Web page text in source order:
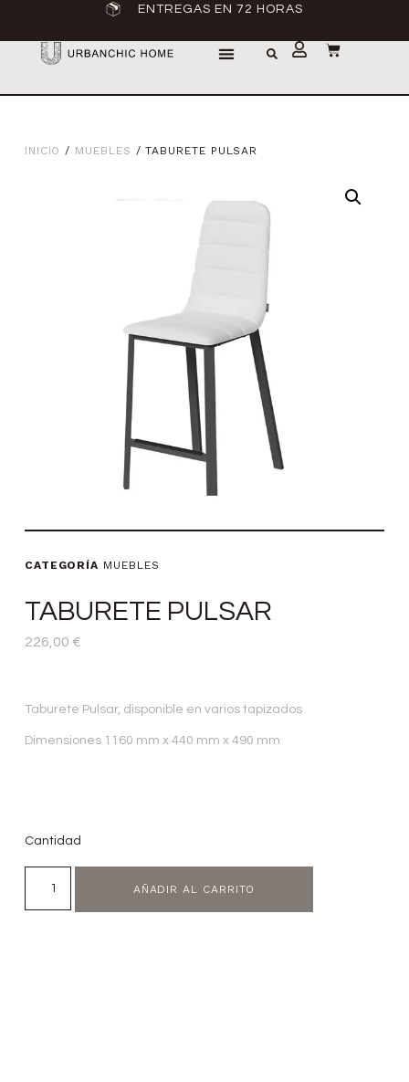
ENTREGAS EN 72 HORAS
INICIO / MUEBLES / TABURETE PULSAR
CATEGORÍA MUEBLES
TABURETE PULSAR
226,00 €
Taburete Pulsar, disponible en varios tapizados
Dimensiones 1160 mm x 440 mm x 490 mm
Cantidad
AÑADIR AL CARRITO